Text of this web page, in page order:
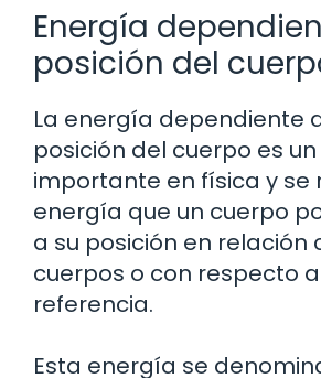
Energía
posición del
La energía dependiente
posición del cuerpo es
importante en física y se
energía que un cuerpo
a su posición en relación
cuerpos o con respecto
referencia.
Esta energía se